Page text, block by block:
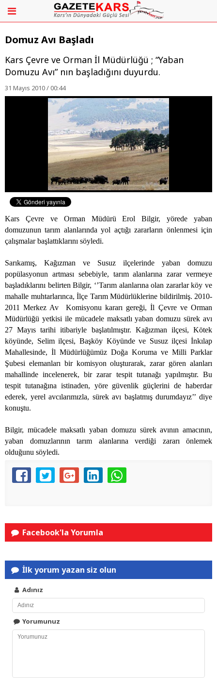
Domuz Avı Başladı
Kars Çevre ve Orman İl Müdürlüğü ; “Yaban
Domuzu Avı” nın başladığını duyurdu.
31 Mayıs 2010 / 00:44
Kars Çevre ve Orman Müdürü Erol Bilgir, yörede yaban
domuzunun tarım alanlarında yol açtığı zararların önlenmesi için
çalışmalar başlattıklarını söyledi.
Sarıkamış, Kağızman ve Susuz ilçelerinde yaban domuzu
popülasyonun artması sebebiyle, tarım alanlarına zarar vermeye
başladıklarını belirten Bilgir, ‘’Tarım alanlarına olan zararlar köy ve
mahalle muhtarlarınca, İlçe Tarım Müdürlüklerine bildirilmiş. 2010-
2011 Merkez Av Komisyonu kararı gereği, İl Çevre ve Orman
Müdürlüğü yetkisi ile mücadele maksatlı yaban domuzu sürek avı
27 Mayıs tarihi itibariyle başlatılmıştır. Kağızman ilçesi, Kötek
köyünde, Selim ilçesi, Başköy Köyünde ve Susuz ilçesi İnkılap
Mahallesinde, İl Müdürlüğümüz Doğa Koruma ve Milli Parklar
Şubesi elemanları bir komisyon oluşturarak, zarar gören alanları
mahallinde incelenerek, bir zarar tespit tutanağı yapılmıştır. Bu
tespit tutanağına istinaden, yöre güvenlik güçlerini de haberdar
ederek, yerel avcılarımızla, sürek avı başlatmış durumdayız’’ diye
konuştu.
Bilgir, mücadele maksatlı yaban domuzu sürek avının amacının,
yaban domuzlarının tarım alanlarına verdiği zararı önlemek
olduğunu söyledi.
Facebook'la Yorumla
İlk yorum yazan siz olun
Adınız
Yorumunuz